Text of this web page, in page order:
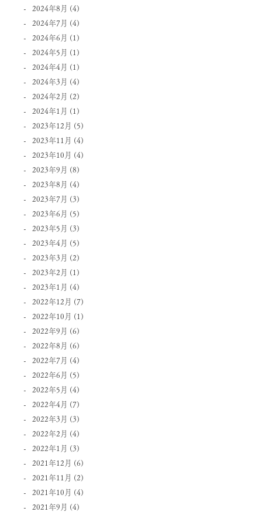
2024年8月 (4)
2024年7月 (4)
2024年6月 (1)
2024年5月 (1)
2024年4月 (1)
2024年3月 (4)
2024年2月 (2)
2024年1月 (1)
2023年12月 (5)
2023年11月 (4)
2023年10月 (4)
2023年9月 (8)
2023年8月 (4)
2023年7月 (3)
2023年6月 (5)
2023年5月 (3)
2023年4月 (5)
2023年3月 (2)
2023年2月 (1)
2023年1月 (4)
2022年12月 (7)
2022年10月 (1)
2022年9月 (6)
2022年8月 (6)
2022年7月 (4)
2022年6月 (5)
2022年5月 (4)
2022年4月 (7)
2022年3月 (3)
2022年2月 (4)
2022年1月 (3)
2021年12月 (6)
2021年11月 (2)
2021年10月 (4)
2021年9月 (4)